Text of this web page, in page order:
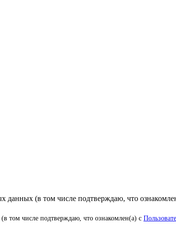
данных (в том числе подтверждаю, что
том числе подтверждаю, что ознакомлен(а) с